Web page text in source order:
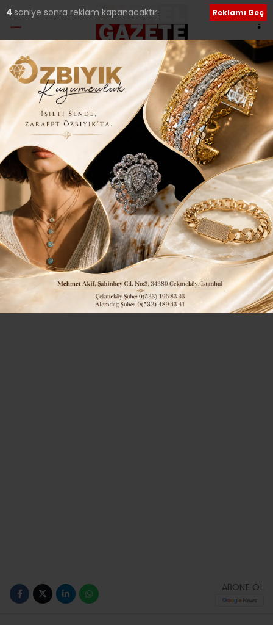
Ana Sayfa›Genel
Çevrimiçi Çeviri
Hizmetleri Ankara
Tercüme Büroları –
Protranslate İle Sizlerle
Giriş: 23-01-2018 21:02
Güncelleme: 11-12-2018 22:48
240 Genel
ABONE OL
3 saniye sonra reklam kapanacaktır. Reklamı Geç